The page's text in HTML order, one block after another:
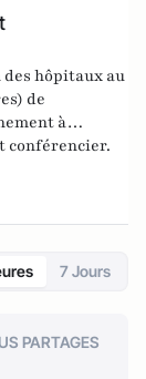
des hôpitaux au
de
à
conférencier.
7 Jours
PARTAGES